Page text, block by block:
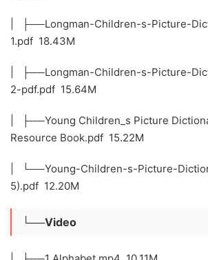
| ├──Longman-Children-s-Picture-
1.pdf 18.43M
| ├──Longman-Children-s-Picture-
2-pdf.pdf 15.64M
| ├──Young Children_s Picture
Resource Book.pdf 15.22M
| └──Young-Children-s-Picture-
5).pdf 12.20M
└──Video